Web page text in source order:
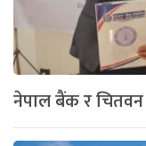
नेपाल बैंक र चितवन